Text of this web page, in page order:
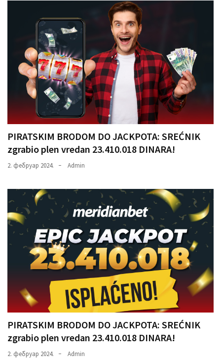
PIRATSKIM BRODOM DO JACKPOTA: SREĆNIK
zgrabio plen vredan 23.410.018 DINARA!
2. фебруар 2024. Admin
PIRATSKIM BRODOM DO JACKPOTA: SREĆNIK
zgrabio plen vredan 23.410.018 DINARA!
2. фебруар 2024. Admin